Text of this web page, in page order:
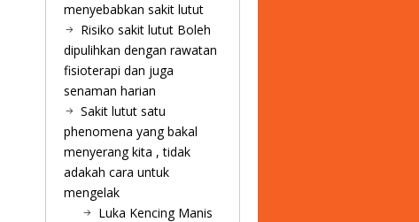
menyebabkan sakit lutut
Risiko sakit lutut Boleh
dipulihkan dengan rawatan
fisioterapi dan juga
senaman harian
Sakit lutut satu
phenomena yang bakal
menyerang kita , tidak
adakah cara untuk
mengelak
Luka Kencing Manis